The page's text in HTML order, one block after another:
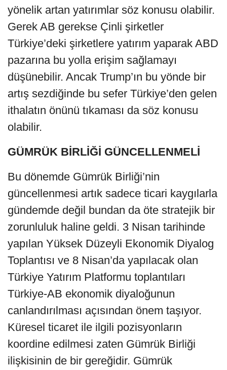
yönelik artan yatırımlar söz konusu olabilir.
Gerek AB gerekse Çinli şirketler
Türkiye’deki şirketlere yatırım yaparak ABD
pazarına bu yolla erişim sağlamayı
düşünebilir. Ancak Trump’ın bu yönde bir
artış sezdiğinde bu sefer Türkiye’den gelen
ithalatın önünü tıkaması da söz konusu
olabilir.
GÜMRÜK BİRLİĞİ GÜNCELLENMELİ
Bu dönemde Gümrük Birliği’nin
güncellenmesi artık sadece ticari kaygılarla
gündemde değil bundan da öte stratejik bir
zorunluluk haline geldi. 3 Nisan tarihinde
yapılan Yüksek Düzeyli Ekonomik Diyalog
Toplantısı ve 8 Nisan’da yapılacak olan
Türkiye Yatırım Platformu toplantıları
Türkiye-AB ekonomik diyaloğunun
canlandırılması açısından önem taşıyor.
Küresel ticaret ile ilgili pozisyonların
koordine edilmesi zaten Gümrük Birliği
ilişkisinin de bir gereğidir. Gümrük